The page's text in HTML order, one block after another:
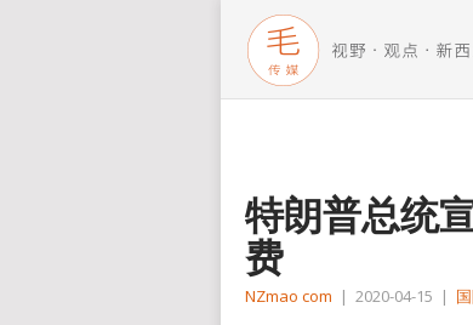
特朗普总统
费
NZmao com | 2020-04-15 |